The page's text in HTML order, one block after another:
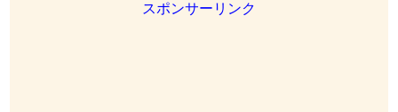
スポンサーリンク